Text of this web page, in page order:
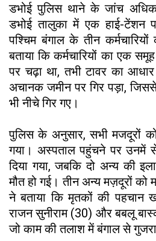
डभोई पुलिस थाने के जांच
डभोई तालुका में एक हाई-टेंशन
पश्चिम बंगाल के तीन
बताया कि कर्मचारियों का एक
पर चढ़ा था, तभी टावर का
अचानक जमीन पर गिर पड़ा,
भी नीचे गिर गए।
पुलिस के अनुसार, सभी मजदूरों
गया। अस्पताल पहुंचने पर उनमें
दिया गया, जबकि दो अन्य की
मौत हो गई। तीन अन्य मज़दूरों
ने बताया कि मृतकों की पहचान
राजन सुनीराम (30) और बबलू
जो काम की तलाश में बंगाल से